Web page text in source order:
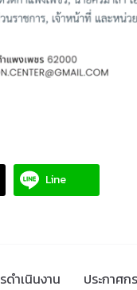
Line
ดำเนินงาน
ประกาศ